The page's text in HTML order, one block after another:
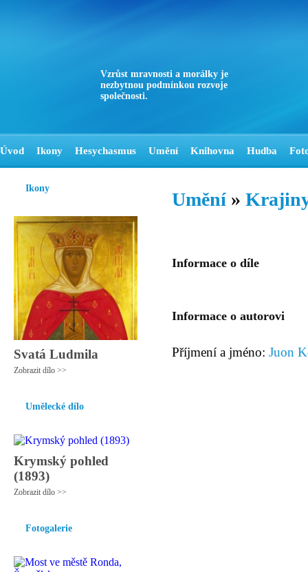
Vzrůst mravnosti a morálky je
nezbytnou podmínkou rozvoje
společnosti.
Úvod Ikony Hesychasmus Umění Knihovna Hudba
Ikony
Svatá Ludmila
Zobrazit dílo >>
Umělecké dílo
Krymský pohled
(1893)
Zobrazit dílo >>
Fotogalerie
Umění »
Informace o díle
Informace o autorovi
Příjmení a jméno: Juon